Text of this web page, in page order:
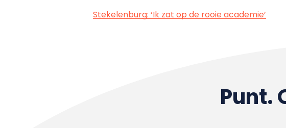
Stekelenburg: ‘Ik zat op de rooie academie’
Punt.